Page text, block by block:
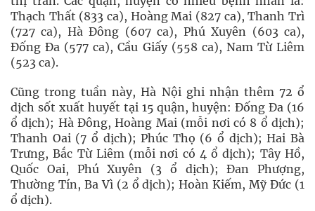
Thạch Thất (833 ca), Hoàng Mai (827 ca), Thanh Trì
(727 ca), Hà Đông (607 ca), Phú Xuyên (603 ca),
Đống Đa (577 ca), Cầu Giấy (558 ca), Nam Từ Liêm
(523 ca).
Cũng trong tuần này, Hà Nội ghi nhận thêm 72 ổ
dịch sốt xuất huyết tại 15 quận, huyện: Đống Đa (16
ổ dịch); Hà Đông, Hoàng Mai (mỗi nơi có 8 ổ dịch);
Thanh Oai (7 ổ dịch); Phúc Thọ (6 ổ dịch); Hai Bà
Trưng, Bắc Từ Liêm (mỗi nơi có 4 ổ dịch); Tây Hồ,
Quốc Oai, Phú Xuyên (3 ổ dịch); Đan Phượng,
Thường Tín, Ba Vì (2 ổ dịch); Hoàn Kiếm, Mỹ Đức (1
ổ dịch).